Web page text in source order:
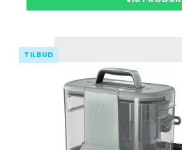
TILBUD